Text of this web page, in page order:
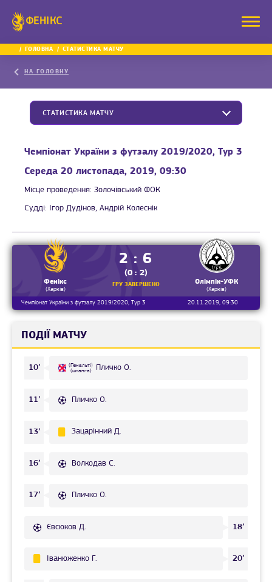
ФЕНІКС
ГОЛОВНА СТАТИСТИКА МАТЧУ
НА ГОЛОВНУ
СТАТИСТИКА МАТЧУ
Чемпіонат України з футзалу 2019/2020, Тур 3
Середа 20 листопада, 2019, 09:30
Місце проведення: Золочівський ФОК
Судді: Ігор Дудінов, Андрій Колеснік
Фенікс
(Харків)
2 : 6
(0 : 2)
ГРУ ЗАВЕРШЕНО Олімпік-УФК
(Харків)
Чемпіонат України з футзалу 2019/2020, Тур 3
20.11.2019, 09:30
ПОДІЇ МАТЧУ
10’
(Пенальті)
(штанга)
Пличко О.
11’ Пличко О.
13’ Зацарінний Д.
16’ Волкодав С.
17’ Пличко О.
Євсюков Д. 18’
Іванюженко Г. 20’